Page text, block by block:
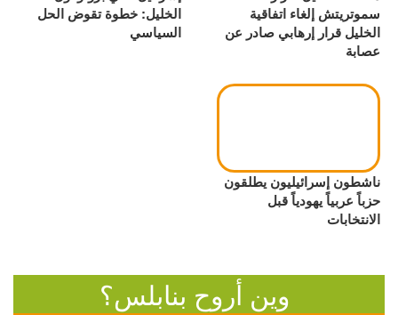
سموتريتش إلغاء اتفاقية
الخليل قرار إرهابي صادر عن
عصابة
الخليل: خطوة تقوض الحل
السياسي
ناشطون إسرائيليون يطلقون
حزباً عربياً يهودياً قبل
الانتخابات
وين أروح بنابلس؟